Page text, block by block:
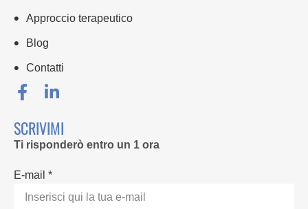
Approccio terapeutico
Blog
Contatti
SCRIVIMI
Ti risponderò entro un 1 ora
E-mail *